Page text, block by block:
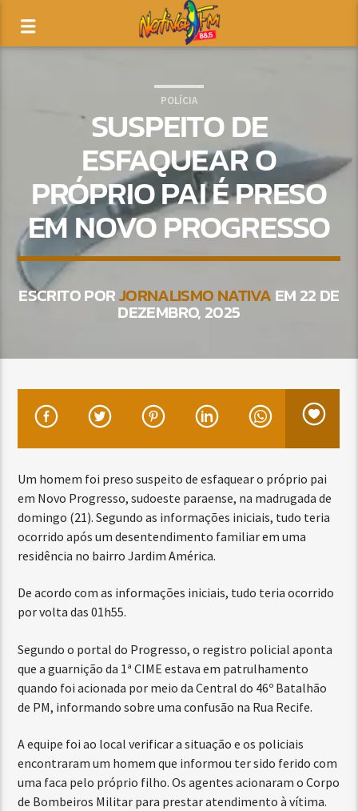
POLÍCIA
SUSPEITO DE
ESFAQUEAR O
PRÓPRIO PAI É PRESO
EM NOVO PROGRESSO
ESCRITO PORJORNALISMO NATIVAEM 22 DE
DEZEMBRO, 2025
Um homem foi preso suspeito de esfaquear o próprio pai
em Novo Progresso, sudoeste paraense, na madrugada de
domingo (21). Segundo as informações iniciais, tudo teria
ocorrido após um desentendimento familiar em uma
residência no bairro Jardim América.
De acordo com as informações iniciais, tudo teria ocorrido
por volta das 01h55.
Segundo o portal do Progresso, o registro policial aponta
que a guarnição da 1ª CIME estava em patrulhamento
quando foi acionada por meio da Central do 46º Batalhão
de PM, informando sobre uma confusão na Rua Recife.
A equipe foi ao local verificar a situação e os policiais
encontraram um homem que informou ter sido ferido com
uma faca pelo próprio filho. Os agentes acionaram o Corpo
de Bombeiros Militar para prestar atendimento à vítima.